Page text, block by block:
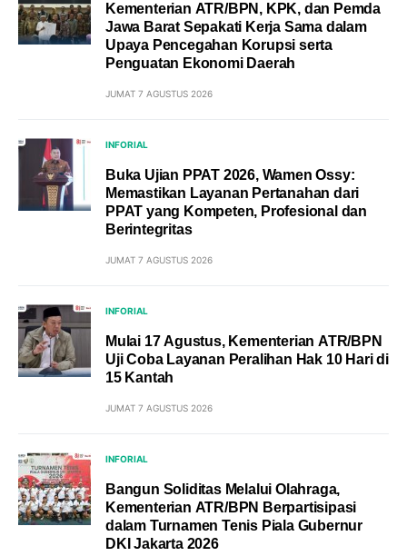
Kementerian ATR/BPN, KPK, dan Pemda
Jawa Barat Sepakati Kerja Sama dalam
Upaya Pencegahan Korupsi serta
Penguatan Ekonomi Daerah
JUMAT 7 AGUSTUS 2026
INFORIAL
Buka Ujian PPAT 2026, Wamen Ossy:
Memastikan Layanan Pertanahan dari
PPAT yang Kompeten, Profesional dan
Berintegritas
JUMAT 7 AGUSTUS 2026
INFORIAL
Mulai 17 Agustus, Kementerian ATR/BPN
Uji Coba Layanan Peralihan Hak 10 Hari di
15 Kantah
JUMAT 7 AGUSTUS 2026
INFORIAL
Bangun Soliditas Melalui Olahraga,
Kementerian ATR/BPN Berpartisipasi
dalam Turnamen Tenis Piala Gubernur
DKI Jakarta 2026